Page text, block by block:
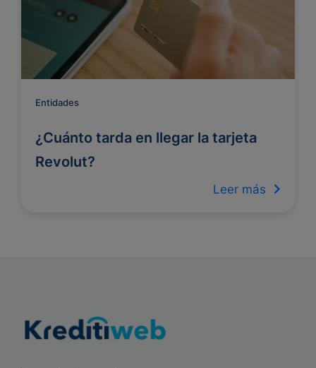
Entidades
¿Cuánto tarda en llegar la tarjeta
Revolut?
Leer más